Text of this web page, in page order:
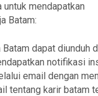
mendapatkan
Batam:
dapat diunduh
notifikasi
email dengan
tentang karir